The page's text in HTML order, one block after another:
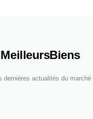
dernières actualités du